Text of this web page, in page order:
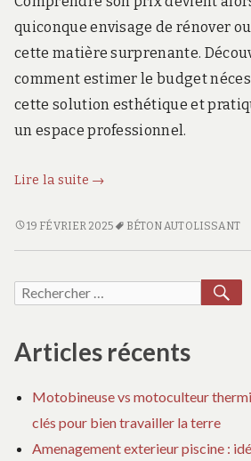
quiconque envisage de rénover
cette matière surprenante.
comment estimer le budget
cette solution esthétique et
un espace professionnel.
Lire la suite
Prix
béton
votre
→
PRIX
CIRÉ
AUTOLISSANT
COMMENT
ESTIMER
BUDGET
19 FÉVRIER 2025 BÉTON AUTOLISSANT
Recherche
Articles récents
Motobineuse vs motoculteur
clés pour bien travailler la terre
Amenagement exterieur piscine :